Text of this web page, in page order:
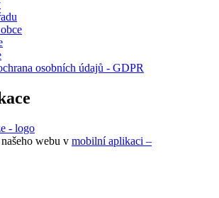
osobních údajů - GDPR
webu v mobilní aplikaci –